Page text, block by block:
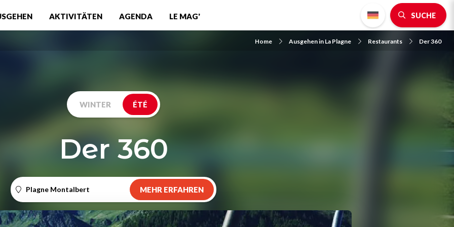
AKTIVITÄTEN AGENDA LE MAG' SUCHE
Home Ausgehen in La Plagne Restaurants Der 360
WINTER ÉTÉ
Der 360
Plagne Montalbert MEHR ERFAHREN